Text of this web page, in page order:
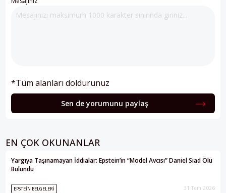
*Tüm alanları doldurunuz
Sen de yorumunu paylaş
EN ÇOK OKUNANLAR
Yargıya Taşınamayan İddialar: Epstein’in “Model Avcısı” Daniel Siad Ölü
Bulundu
EPSTEIN BELGELERI 31 Tem 2026